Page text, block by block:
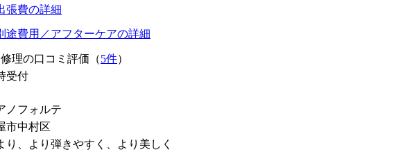
張費の詳細
途費用／アフターケアの詳細
理の口コミ評価（5件）
受付
ノフォルテ
市中村区
り、より弾きやすく、より美しく